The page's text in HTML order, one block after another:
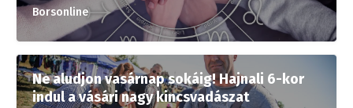
Borsonline
Ne aludjon vasárnap sokáig! Hajnali 6-kor
indul a vásári nagy kincsvadászat